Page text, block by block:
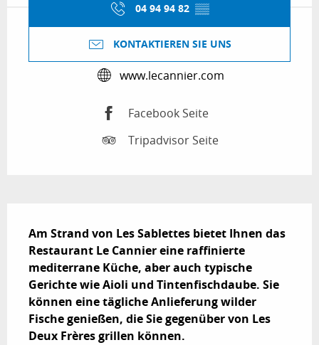
04 94 94 82 ▒▒
KONTAKTIEREN SIE UNS
www.lecannier.com
Facebook Seite
Tripadvisor Seite
Am Strand von Les Sablettes bietet Ihnen das
Restaurant Le Cannier eine raffinierte
mediterrane Küche, aber auch typische
Gerichte wie Aioli und Tintenfischdaube. Sie
können eine tägliche Anlieferung wilder
Fische genießen, die Sie gegenüber von Les
Deux Frères grillen können.